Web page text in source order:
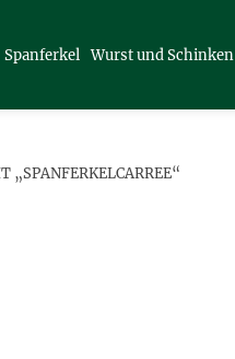
Spanferkel Wurst und Schinken
„SPANFERKELCARREE“